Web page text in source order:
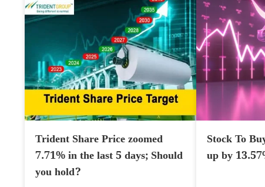
Trident Share Price zoomed
7.71% in the last 5 days; Should
you hold?
Stock To
up by